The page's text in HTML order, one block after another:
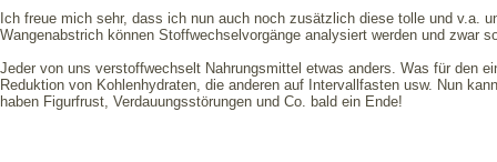
Ich freue mich sehr, dass ich nun auch noch zusätzlich diese tolle und v.a.
Wangenabstrich können Stoffwechselvorgänge analysiert werden und zwar
Jeder von uns verstoffwechselt Nahrungsmittel etwas anders. Was für den
Reduktion von Kohlenhydraten, die anderen auf Intervallfasten usw. Nun
haben Figurfrust, Verdauungsstörungen und Co. bald ein Ende!